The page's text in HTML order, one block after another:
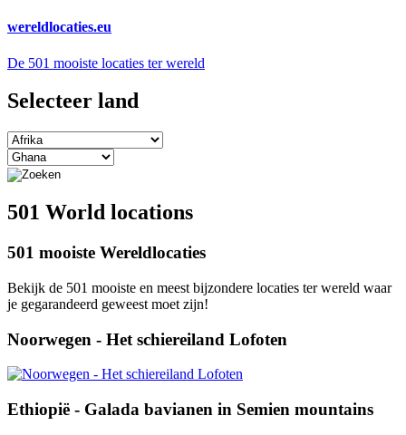
wereldlocaties.eu
De 501 mooiste locaties ter wereld
Selecteer land
501 World locations
501 mooiste Wereldlocaties
Bekijk de 501 mooiste en meest bijzondere locaties ter wereld waar
je gegarandeerd geweest moet zijn!
Noorwegen - Het schiereiland Lofoten
Ethiopië - Galada bavianen in Semien mountains